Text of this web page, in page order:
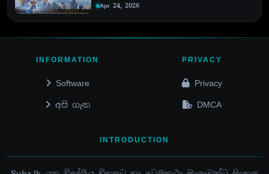
Apr 24, 2026
INFORMATION
Software
අපි ගැන
PRIVACY
Privacy
DMCA
INTRODUCTION